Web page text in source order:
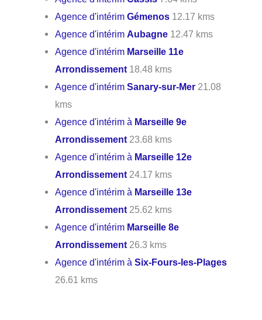
Agence d'intérimGémenos 12.17 kms
Agence d'intérimAubagne 12.47 kms
Agence d'intérim Marseille 11e
Arrondissement 18.48 kms
Agence d'intérimSanary-sur-Mer 21.08
kms
Agence d'intérim à Marseille 9e
Arrondissement 23.68 kms
Agence d'intérim à Marseille 12e
Arrondissement 24.17 kms
Agence d'intérim à Marseille 13e
Arrondissement 25.62 kms
Agence d'intérim Marseille 8e
Arrondissement 26.3 kms
Agence d'intérim àSix-Fours-les-Plages
26.61 kms